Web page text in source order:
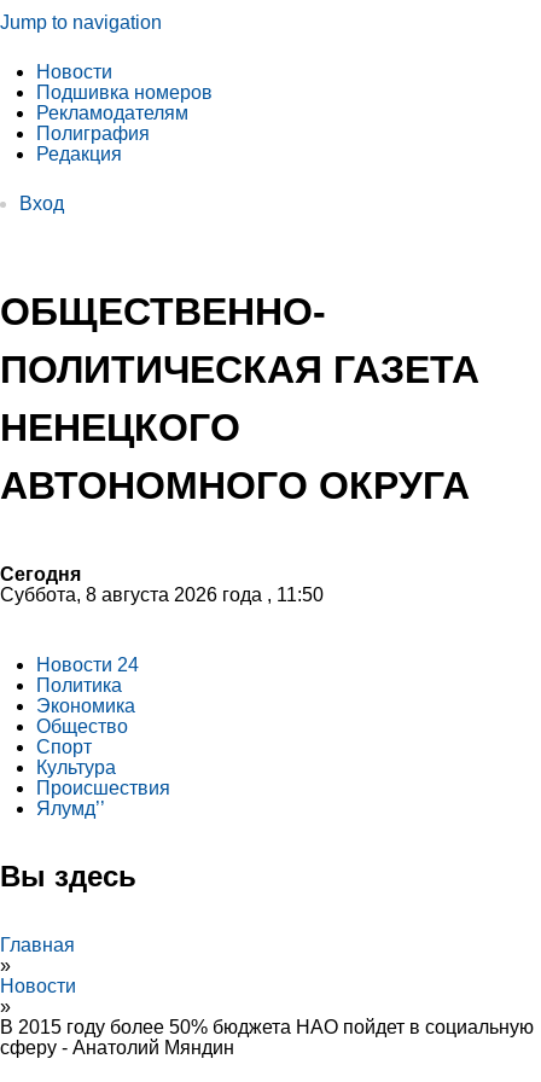
Jump to navigation
Новости
Подшивка номеров
Рекламодателям
Полиграфия
Редакция
Вход
ОБЩЕСТВЕННО-
ПОЛИТИЧЕСКАЯ ГАЗЕТА
НЕНЕЦКОГО
АВТОНОМНОГО ОКРУГА
Сегодня
Суббота, 8 августа 2026 года , 11:50
Новости 24
Политика
Экономика
Общество
Спорт
Культура
Происшествия
Ялумд’’
Вы здесь
Главная
»
Новости
»
В 2015 году более 50% бюджета НАО пойдет в социальную
сферу - Анатолий Мяндин